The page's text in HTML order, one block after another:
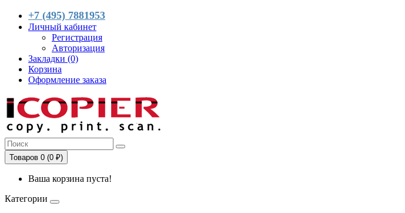
+7 (495) 7881953
Личный кабинет
Регистрация
Авторизация
Закладки (0)
Корзина
Оформление заказа
Товаров 0 (0 ₽)
Ваша корзина пуста!
Категории